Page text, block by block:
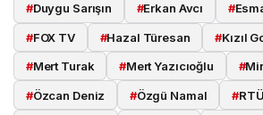
#Duygu Sarışın #Erkan Avcı #
#FOX TV #Hazal Türesan #Kızıl
#Mert Turak #Mert Yazıcıoğlu #
#Özcan Deniz #Özgü Namal #